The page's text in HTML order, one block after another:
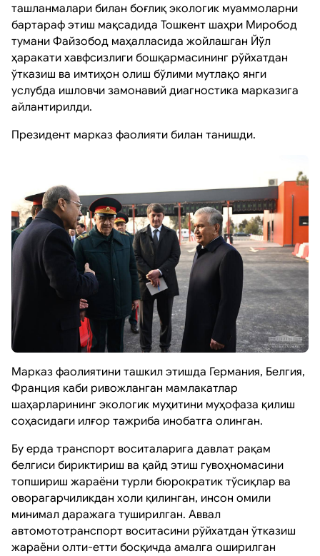
ташланмалари билан боғлиқ экологик муаммоларни
бартараф этиш мақсадида Тошкент шаҳри Миробод
тумани Файзобод маҳалласида жойлашган Йўл
ҳаракати хавфсизлиги бошқармасининг рўйхатдан
ўтказиш ва имтиҳон олиш бўлими мутлақо янги
услубда ишловчи замонавий диагностика марказига
айлантирилди.
Президент марказ фаолияти билан танишди.
Марказ фаолиятини ташкил этишда Германия, Белгия,
Франция каби ривожланган мамлакатлар
шаҳарларининг экологик муҳитини муҳофаза қилиш
соҳасидаги илғор тажриба инобатга олинган.
Бу ерда транспорт воситаларига давлат рақам
белгиси бириктириш ва қайд этиш гувоҳномасини
топшириш жараёни турли бюрократик тўсиқлар ва
оворагарчиликдан холи қилинган, инсон омили
минимал даражага туширилган. Аввал
автомототранспорт воситасини рўйхатдан ўтказиш
жараёни олти-етти босқичда амалга оширилган